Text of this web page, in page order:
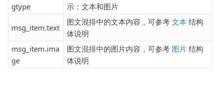
gtype
示：文本和图片
msg_item.text
图文混排中的文本内容，可参考 文本 结构
体说明
msg_item.ima
ge
图文混排中的图片内容，可参考 图片 结构
体说明